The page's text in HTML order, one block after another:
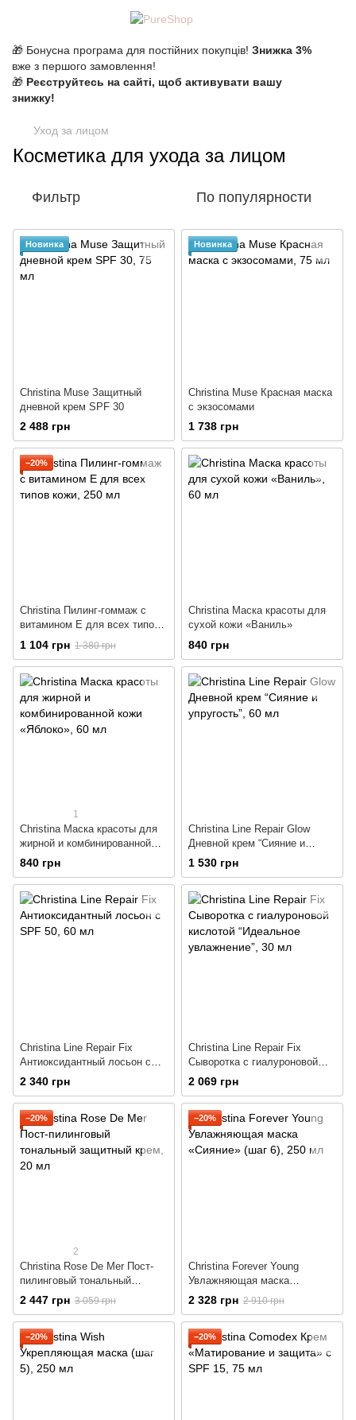
🎁 Бонусна програма для постійних покупців! Знижка 3%
вже з першого замовлення!
🎁 Реєструйтесь на сайті, щоб активувати вашу
знижку!
Уход за лицом
Косметика для ухода за лицом
Фильтр По популярности
Новинка
Christina Muse Защитный
дневной крем SPF 30
2 488 грн
Новинка
Christina Muse Красная маска
с экзосомами
1 738 грн
−20%
Christina Пилинг-гоммаж с
витамином Е для всех типов
кожи
1 104 грн 1 380 грн
Christina Маска красоты для
сухой кожи «Ваниль»
840 грн
1
Christina Маска красоты для
жирной и комбинированной
кожи «Яблоко»
840 грн
Christina Line Repair Glow
Дневной крем “Сияние и
упругость”
1 530 грн
Christina Line Repair Fix
Антиоксидантный лосьон с
SPF 50
2 340 грн
Christina Line Repair Fix
Сыворотка с гиалуроновой
кислотой “Идеальное
увлажнение”
2 069 грн
−20%
2
Christina Rose De Mer Пост-
пилинговый тональный
защитный крем
2 447 грн 3 059 грн
−20%
Christina Forever Young
Увлажняющая маска
«Сияние» (шаг 6)
2 328 грн 2 910 грн
−20% −20%